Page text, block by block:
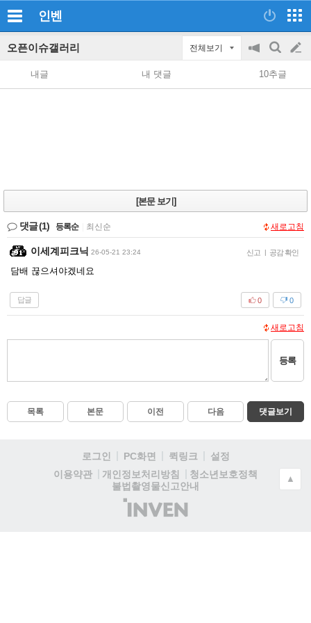
인벤
오픈이슈갤러리 전체보기
공
지
on/off
검
색
글
쓰
내글 내 댓글 10추글
[본문 보기]
댓글(1) 등록순 최신순 새로고침
이세계피크닉 26-05-21 23:24 신고 | 공감 확인
담배 끊으셔야겠네요
답글 0
0
새로고침
등록
목록 본문 이전 다음 댓글보기
로그인 PC화면 퀵링크
설정
이용약관
개인정보처리방침
청소년보호정책
불법촬영물신고안내
(주)
인
▲